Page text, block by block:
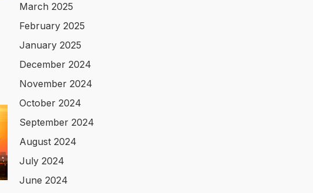
March 2025
February 2025
January 2025
December 2024
November 2024
October 2024
September 2024
August 2024
July 2024
June 2024